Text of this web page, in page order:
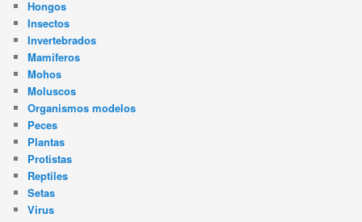
Hongos
Insectos
Invertebrados
Mamíferos
Mohos
Moluscos
Organismos modelos
Peces
Plantas
Protistas
Reptiles
Setas
Virus